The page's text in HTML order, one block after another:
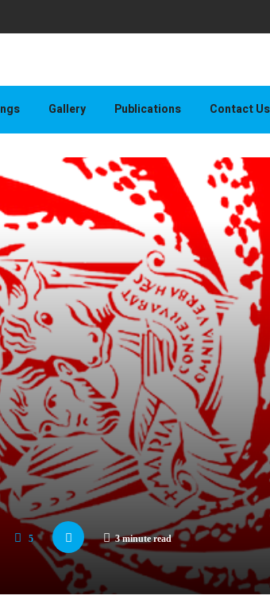
Gallery Publications Contact Us
5 3 minute read